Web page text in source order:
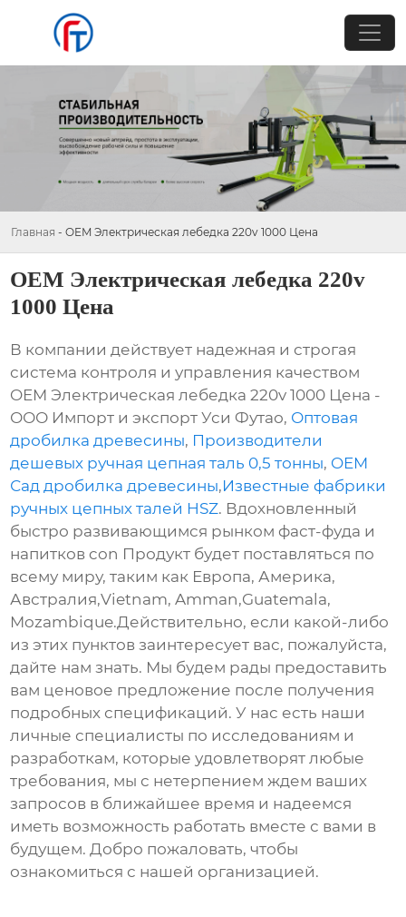
Главная - OEM Электрическая лебедка 220v 1000 Цена
OEM Электрическая лебедка 220v
1000 Цена
В компании действует надежная и строгая
система контроля и управления качеством
OEM Электрическая лебедка 220v 1000 Цена -
ООО Импорт и экспорт Уси Футао, Оптовая
дробилка древесины, Производители
дешевых ручная цепная таль 0,5 тонны, OEM
Сад дробилка древесины,Известные фабрики
ручных цепных талей HSZ. Вдохновленный
быстро развивающимся рынком фаст-фуда и
напитков con Продукт будет поставляться по
всему миру, таким как Европа, Америка,
Австралия,Vietnam, Amman,Guatemala,
Mozambique.Действительно, если какой-либо
из этих пунктов заинтересует вас, пожалуйста,
дайте нам знать. Мы будем рады предоставить
вам ценовое предложение после получения
подробных спецификаций. У нас есть наши
личные специалисты по исследованиям и
разработкам, которые удовлетворят любые
требования, мы с нетерпением ждем ваших
запросов в ближайшее время и надеемся
иметь возможность работать вместе с вами в
будущем. Добро пожаловать, чтобы
ознакомиться с нашей организацией.